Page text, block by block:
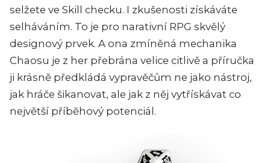
selžete ve Skill checku. I zkušenosti získáváte
selháváním. To je pro narativní RPG skvělý
designový prvek. A ona zmíněná mechanika
Chaosu je z her přebrána velice citlivě a příručka
ji krásně předkládá vypravěčům ne jako nástroj,
jak hráče šikanovat, ale jak z něj vytřískávat co
největší příběhový potenciál.